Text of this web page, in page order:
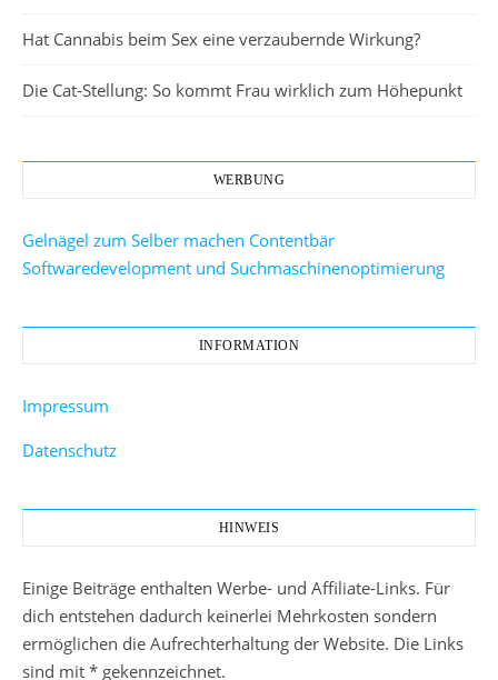
Hat Cannabis beim Sex eine verzaubernde Wirkung?
Die Cat-Stellung: So kommt Frau wirklich zum Höhepunkt
WERBUNG
Gelnägel zum Selber machen Contentbär
Softwaredevelopment und Suchmaschinenoptimierung
INFORMATION
Impressum
Datenschutz
HINWEIS
Einige Beiträge enthalten Werbe- und Affiliate-Links. Für
dich entstehen dadurch keinerlei Mehrkosten sondern
ermöglichen die Aufrechterhaltung der Website. Die Links
sind mit * gekennzeichnet.